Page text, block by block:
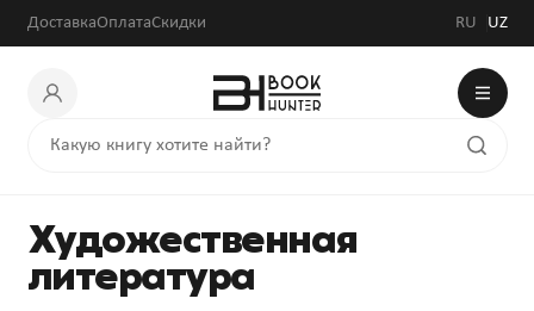
ДоставкаОплатаСкидки RU UZ
Художественная
литература